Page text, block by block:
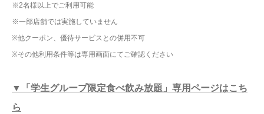
※2名様以上でご利用可能
※一部店舗では実施していません
※他クーポン、優待サービスとの併用不可
※その他利用条件等は専用画面にてご確認ください
▼「学生グループ限定食べ飲み放題」専用ページはこち
ら